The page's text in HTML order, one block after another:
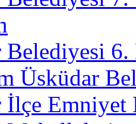
6.
Üsküdar
İlçe